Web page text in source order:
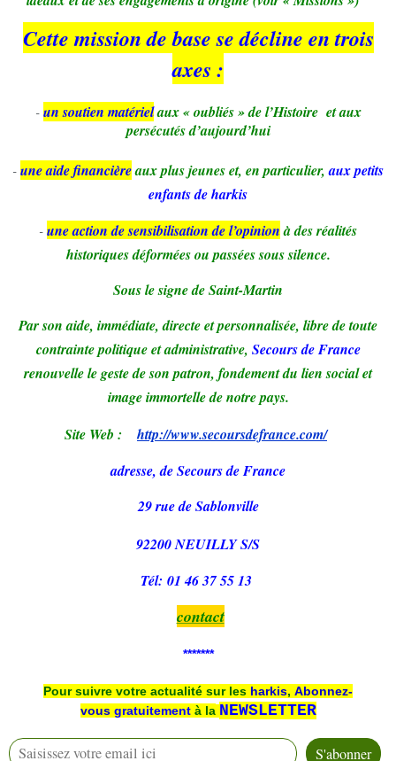
Cette mission de base se décline en trois
axes :
-un soutien matérielaux « oubliés » de l’Histoire et aux
persécutés d’aujourd’hui
-une aide financièreaux plus jeunes et, en particulier, aux petits
enfants de harkis
-une action de sensibilisation de l’opinion à des réalités
historiques déformées ou passées sous silence.
Sous le signe de Saint-Martin
Par son aide, immédiate, directe et personnalisée, libre de toute
contrainte politique et administrative, Secours de France
renouvelle le geste de son patron, fondement du lien social et
image immortelle de notre pays.
Site Web :
http://www.secoursdefrance.com/
adresse, deSecours de France
29 rue de Sablonville
92200 NEUILLY S/S
Tél: 01 46 37 55 13
contact
*******
Pour suivre votre actualité sur les harkis, Abonnez-
vous gratuitement à la NEWSLETTER